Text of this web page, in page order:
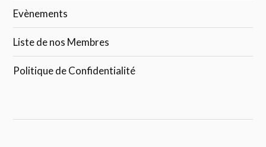
Evènements
Liste de nos Membres
Politique de Confidentialité